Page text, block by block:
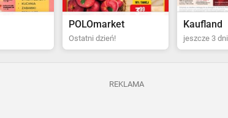
Kaufland
jeszcze 3 dni
Biedronka
Ostatni dzień!
REKLAMA